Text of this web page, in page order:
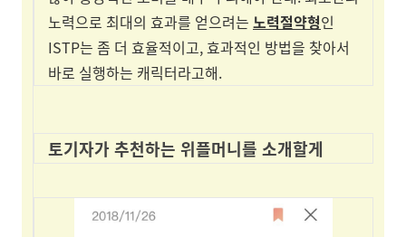
노력으로 최대의 효과를 얻으려는 노력절약형인
ISTP는 좀 더 효율적이고, 효과적인 방법을 찾아서
바로 실행하는 캐릭터라고해.
토기자가 추천하는 위플머니를 소개할게